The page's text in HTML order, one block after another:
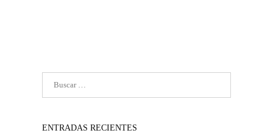
ENTRADAS RECIENTES